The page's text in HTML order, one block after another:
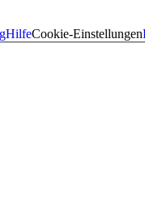
HilfeCookie-Einstellungen